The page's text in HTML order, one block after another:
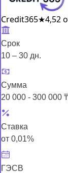
Credit365★4,52
Срок
10 – 30 дн.
Сумма
20 000 - 300 000 ₸
Ставка
от 0,01%
ГЭСВ